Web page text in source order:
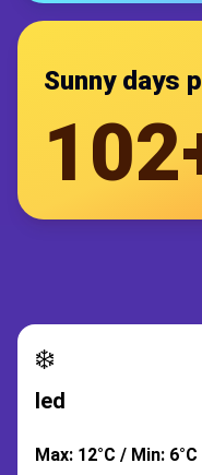
Sunny days
❄️
led
Max: 12°C / Min: 6°C